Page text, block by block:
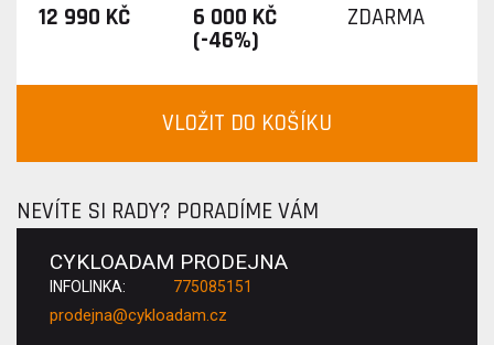
12 990 KČ 6 000 KČ
(-46%)
ZDARMA
VLOŽIT DO KOŠÍKU
NEVÍTE SI RADY? PORADÍME VÁM
CYKLOADAM PRODEJNA
INFOLINKA: 775085151
prodejna@cykloadam.cz